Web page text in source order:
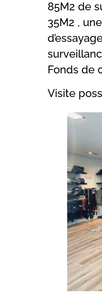
85M2 de
35M2 ,
Fonds de
Visite